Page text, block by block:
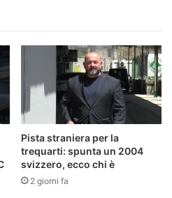
Pista straniera per la
trequarti: spunta un 2004
svizzero, ecco chi è
2 giorni fa